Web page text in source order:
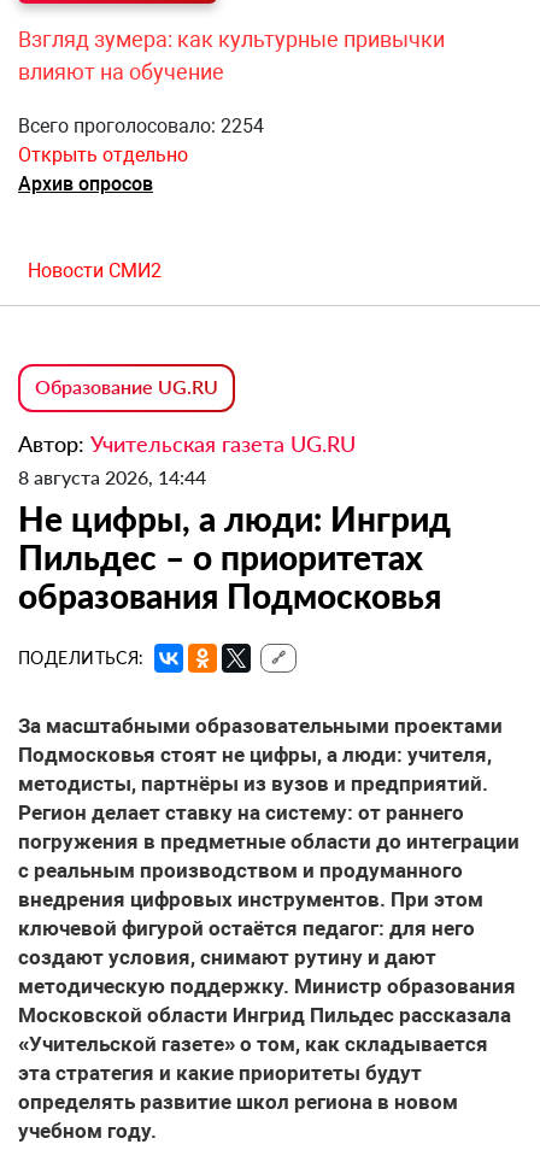
Взгляд зумера: как культурные привычки
влияют на обучение
Всего проголосовало: 2254
Открыть отдельно
Архив опросов
Новости СМИ2
Образование UG.RU
Автор: Учительская газета UG.RU
8 августа 2026, 14:44
Не цифры, а люди: Ингрид
Пильдес – о приоритетах
образования Подмосковья
ПОДЕЛИТЬСЯ: 🔗
За масштабными образовательными проектами
Подмосковья стоят не цифры, а люди: учителя,
методисты, партнёры из вузов и предприятий.
Регион делает ставку на систему: от раннего
погружения в предметные области до интеграции
с реальным производством и продуманного
внедрения цифровых инструментов. При этом
ключевой фигурой остаётся педагог: для него
создают условия, снимают рутину и дают
методическую поддержку. Министр образования
Московской области Ингрид Пильдес рассказала
«Учительской газете» о том, как складывается
эта стратегия и какие приоритеты будут
определять развитие школ региона в новом
учебном году.